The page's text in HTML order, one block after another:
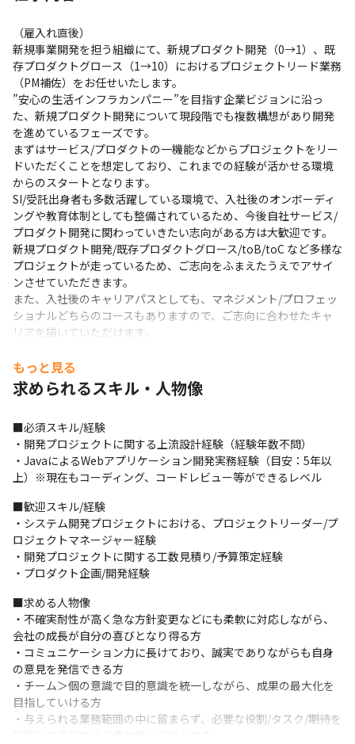
（雇入れ直後）
新規事業開発を担う組織にて、新規プロダクト開発（0→1）、既
存プロダクトグロース（1→10）におけるプロジェクトリード業務
（PM補佐）をお任せいたします。
”安心の生活インフラカンパニー”を目指す企業ビジョンに沿っ
た、新規プロダクト開発について現段階でも複数構想があり開発
を進めているフェーズです。
まずはサービス/プロダクトの一機能などからプロジェクトをリー
ドいただくことを想定しており、これまでの経験が活かせる環境
からのスタートとなります。
SI/受託出身者も多数活躍している環境で、入社後のオンボーディ
ングや教育体制としても整備されているため、今後自社サービス/
プロダクト開発に関わっていきたい志向がある方は大歓迎です。
新規プロダクト開発/既存プロダクトグロース/toB/toC など多様な
プロジェクトが走っているため、ご志向をふまえたうえでアサイ
ンさせていただきます。
また、入社後のキャリアパスとしても、マネジメント/プロフェッ
ショナルどちらのコースもありますので、ご志向に合わせたキャ
リアを描いていただけます。
▍具体的な業務
ご希望やご経験をもとに以下業務の中から柔軟に設計させていた
だきます。
PMの補佐
・要件定義、基本設計、開発からリリースまで一連のプロダクト
開発業務
・外部ベンダー含む開発メンバーの進捗管理・タスク調整（プロ
・一部アーキテクチャーデザイン　　他
▍募集背景
新規プロダクト構想や開発はすでに複数進んでいる状況ですが、
現状PLクラスの人材が不足しており、外部パートナーへの依存が
ード感を持った開発が叶っておりません。そこで、新規でプロジ
ェクトリーダーをお招きすることにより、プロダクト開発スピー
ドを高め、1つ1つのプロダクト品質/ユーザー体験を引き上げてい
きたいと考えています。
▍仕事の魅力
・新規SaaSプロダクト開発を目指す組織であり、toB/toC問わ
ず、自社プロダクト/サービス開発に関わることができる
もっと見る
求められるスキル・人物像
■必須スキル/経験
・開発プロジェクトに関する上流設計経験（経験年数不問）
・JavaによるWebアプリケーション開発実務経験（目安：5年以
上）※現在もコーディング、コードレビュー等ができるレベル
■歓迎スキル/経験
・システム開発プロジェクトにおける、プロジェクトリーダー/プ
ロジェクトマネージャー経験
・開発プロジェクトに関する工数見積り/予算策定経験
・プロダクト企画/開発経験
■求める人物像
・不確実耐性が高く急な方針変更などにも柔軟に対応しながら、
会社の成長が自分の喜びとなり得る方
・コミュニケーション力に長けており、誠実でありながらも自身
の意見を発信できる方
・チーム＞個の意識で目的意識を統一しながら、成果の最大化を
目指していける方
・与えられる業務範囲の中に留まらず、必要な役割/タスク/期待を